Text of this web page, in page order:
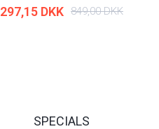
297,15 DKK 849,00 DKK
SPECIALS